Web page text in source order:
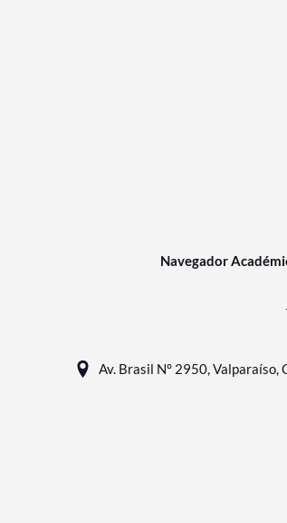
Navegador
Av. Brasil N° 2950, Valparaíso,